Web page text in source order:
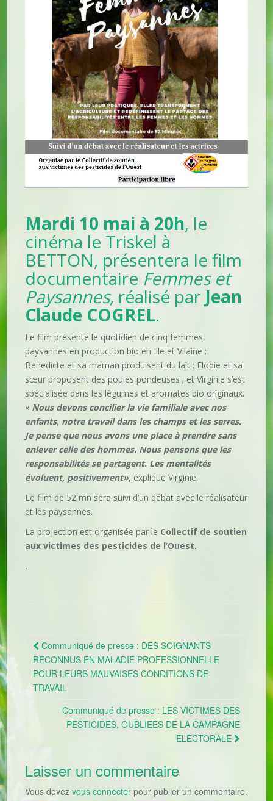
Mardi 10 mai à 20h, le
cinéma le Triskel à
BETTON, présentera le film
documentaire Femmes et
Paysannes, réalisé par Jean
Claude COGREL.
Le film présente le quotidien de cinq femmes
paysannes en production bio en Ille et Vilaine :
Benedicte et sa maman produisent du lait ; Elodie et sa
sœur proposent des poules pondeuses ; et Virginie s’est
spécialisée dans les légumes et aromates bio originaux.
« Nous devons concilier la vie familiale avec nos
enfants, notre travail dans les champs et les serres.
Je pense que nous avons une place à prendre sans
enlever celle des hommes. Nous pensons que les
responsabilités se partagent. Les mentalités
évoluent, positivement», explique Virginie.
Le film de 52 mn sera suivi d’un débat avec le réalisateur
et les paysannes.
La projection est organisée par le Collectif de soutien
aux victimes des pesticides de l’Ouest.
.
Navigation Article
Communiqué de presse : DES SOIGNANTS
RECONNUS EN MALADIE PROFESSIONNELLE
POUR LEURS MAUVAISES CONDITIONS DE
TRAVAIL
Communiqué de presse : LES VICTIMES DES
PESTICIDES, OUBLIEES DE LA CAMPAGNE
ELECTORALE
Laisser un commentaire
Vous devezvous connecter pour publier un commentaire.